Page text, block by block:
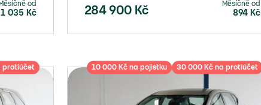
od
1 035 Kč 284 900 Kč
Měsíčně od
894Kč
protiúčet 10 000 Kč na pojistku 30 000 Kč na protiúčet